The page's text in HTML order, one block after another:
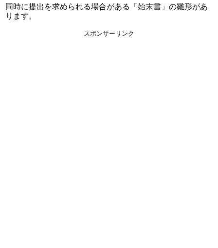
同時に提出を求められる場合がある「始末書 」の雛形があ
ります。
スポンサーリンク